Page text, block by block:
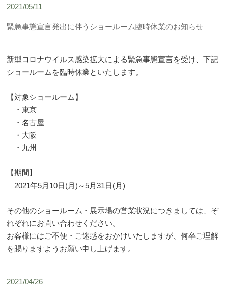
2021/05/11
緊急事態宣言発出に伴うショールーム臨時休業のお知らせ
新型コロナウイルス感染拡大による緊急事態宣言を受け、下記
ショールームを臨時休業といたします。
【対象ショールーム】
・東京
・名古屋
・大阪
・九州
【期間】
2021年5月10日(月)～5月31日(月)
その他のショールーム・展示場の営業状況につきましては、ぞ
れぞれにお問い合わせください。
お客様にはご不便・ご迷惑をおかけいたしますが、何卒ご理解
を賜りますようお願い申し上げます。
2021/04/26